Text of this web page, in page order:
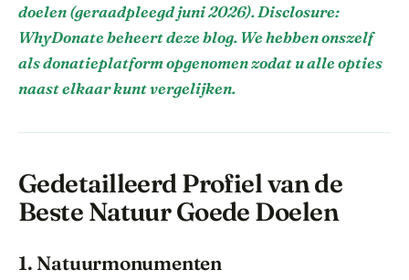
doelen (geraadpleegd juni 2026). Disclosure:
WhyDonate beheert deze blog. We hebben onszelf
als donatieplatform opgenomen zodat u alle opties
naast elkaar kunt vergelijken.
Gedetailleerd Profiel van de
Beste Natuur Goede Doelen
1. Natuurmonumenten